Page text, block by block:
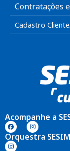
Contratações
Cadastro
Acompanhe a
Orquestra